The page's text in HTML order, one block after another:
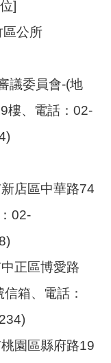
]
區公所
議委員會-(地
樓、電話：02-
店區中華路74
02-
正區博愛路
箱、電話：
園區縣府路19